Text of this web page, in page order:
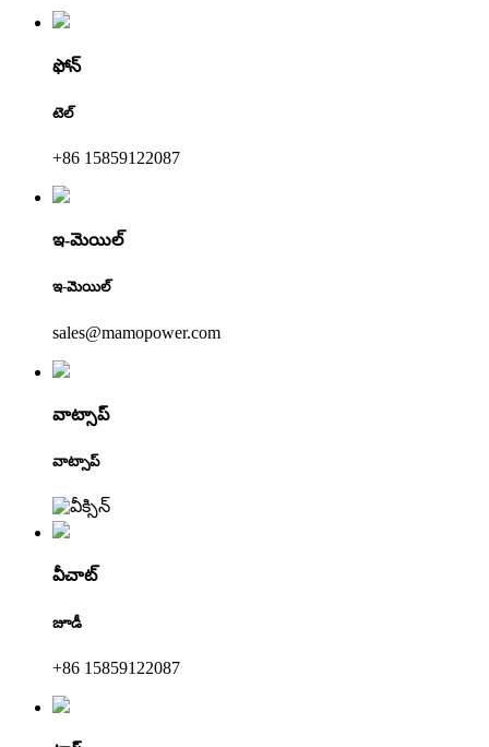
ఫోన్
టెల్
+86 15859122087
ఇ-మెయిల్
ఇ-మెయిల్
sales@mamopower.com
వాట్సాప్
వాట్సాప్
వీచాట్
జూడీ
+86 15859122087